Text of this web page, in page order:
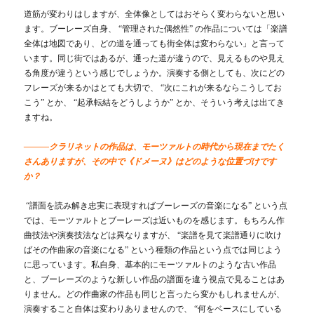
道筋が変わりはしますが、全体像としてはおそらく変わらないと思い
ます。ブーレーズ自身、 “管理された偶然性” の作品については「楽譜
全体は地図であり、どの道を通っても街全体は変わらない」と言って
います。同じ街ではあるが、通った道が違うので、見えるものや見え
る角度が違うという感じでしょうか。演奏する側としても、次にどの
フレーズが来るかはとても大切で、 “次にこれが来るならこうしてお
こう” とか、 “起承転結をどうしようか” とか、そういう考えは出てき
ますね。
―――クラリネットの作品は、モーツァルトの時代から現在までたく
さんありますが、その中で《ドメーヌ》はどのような位置づけです
か？
“譜面を読み解き忠実に表現すればブーレーズの音楽になる” という点
では、モーツァルトとブーレーズは近いものを感じます。もちろん作
曲技法や演奏技法などは異なりますが、 “楽譜を見て楽譜通りに吹け
ばその作曲家の音楽になる” という種類の作品という点では同じよう
に思っています。私自身、基本的にモーツァルトのような古い作品
と、ブーレーズのような新しい作品の譜面を違う視点で見ることはあ
りません。どの作曲家の作品も同じと言ったら変かもしれませんが、
演奏すること自体は変わりありませんので、 “何をベースにしている